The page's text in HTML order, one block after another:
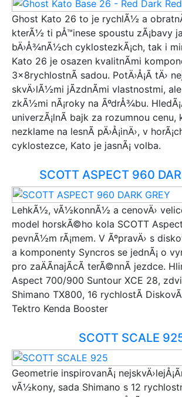
Bulls
ISAAC
Condor
Devron
Coppi
Core
Woom
Frozen
Monochrome
Qayron
Bottecchia
Look
Head
Crussis
FORCE
Cossack
RoyalBaby
Academy
Colony
NUKEPROOF
Ghost Kato 26 to je rychlÃ½ a
kterÃ½ ti pÅ™inese spoustu zÃ¡bavy
bÄ›Å¾nÃ½ch cyklostezkÃ¡ch, tak i
Kato 26 je osazen kvalitnÃ­mi
3x8rychlostnÃ­ sadou. PotÄ›Å¡Ã­ tÄ›
skvÄ›lÃ½mi jÃ­zdnÃ­mi vlastnostmi,
zkÃ½mi nÃ¡roky na ÃºdrÅ¾bu.
univerzÃ¡lnÃ­ bajk za rozumnou cenu,
nezklame na lesnÃ­ pÄ›Å¡inÄ›, v
cyklostezce, Kato je jasnÃ¡ volba.
SCOTT ASPECT 960
LehkÃ½, vÃ½konnÃ½ a cenovÄ›
model horskÃ©ho kola SCOTT
pevnÃ½m rÃ¡mem. V ÃºpravÄ› s
a komponenty Syncros se jednÃ¡ o
pro zaÄÃ­najÃ­cÃ­ terÃ©nnÃ­ jezdce.
Aspect 700/900 Suntour XCE 28,
Shimano TX800, 16 rychlostÃ­
Tektro Kenda Booster
SCOTT SCALE
Geometrie inspirovanÃ¡
vÃ½kony, sada Shimano s 12